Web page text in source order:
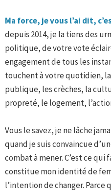
Ma force, je vous l’ai dit,
depuis 2014, je la tiens des
politique, de votre vote
engagement de tous les
touchent à votre quotidien,
publique, les crèches, la
propreté, le logement,
Vous le savez, je ne lâche
quand je suis convaincue
combat à mener. C’est ce
constitue mon identité de
l’intention de changer.